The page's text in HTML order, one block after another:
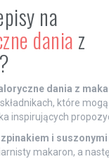
na
dania z
dania z
które
inspirujących
i
makaron, a